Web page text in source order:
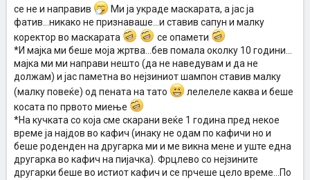
се не и направив
Ми ја украде маскарата, а јас ја
фатив...никако не признаваше...и ставив сапун и малку
коректор во маскарата
се опамети
*И мајка ми беше моја жртва...бев помала околку 10 години...
мајка ми ми направи нешто (да не наведувам и да не
должам) и јас паметна во нејзиниот шампон ставив малку
(малку повеќе) од пената на тато
лелелеле каква и беше
косата по првото миење
*На кучката со која сме скарани веќе 1 година пред некое
време ја најдов во кафич (инаку не одам по кафичи но и
беше роденден на другарка ми и ме викна мене и уште една
другарка во кафич на пијачка). Фрцлево со нејзините
другарки беше во истиот кафич и се прчеше цело време...По